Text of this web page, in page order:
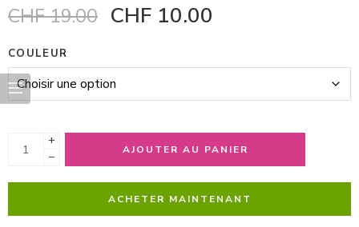
CHF19.00 CHF 10.00
COULEUR
+
−
AJOUTER AU PANIER
ACHETER MAINTENANT